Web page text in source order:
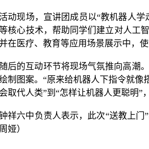
活动现场，宣讲团成员以“教机器人
核心技术，帮助同学们建立对人工
在医疗、教育等应用场景展示中，
随后的互动环节将现场气氛推向高潮
制图案。“原来给机器人下指令就
取代人类”到“怎样让机器人更聪明”
祥六中负责人表示，此次“送教上
娅）